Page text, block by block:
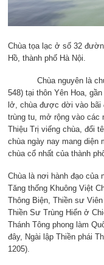
Chùa tọa lạc ở số 32
Hồ, thành phố Hà Nội.
Chùa nguyên là chùa
548) tại thôn Yên Hoa,
lở, chùa được dời vào bãi
trùng tu, mở rộng vào các
Thiệu Trị viếng chùa, đổi
chùa ngày nay mang diện
chùa cổ nhất của thành
Chùa là nơi hành đạo của
Tăng thống Khuông Việt
Thông Biện, Thiền sư
Thiền Sư Trùng Hiển ở
Thánh Tông phong làm
đây, Ngài lập Thiền phái
1205).